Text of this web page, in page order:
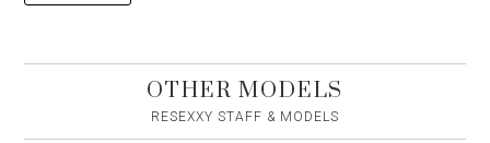
OTHER MODELS
RESEXXY STAFF & MODELS